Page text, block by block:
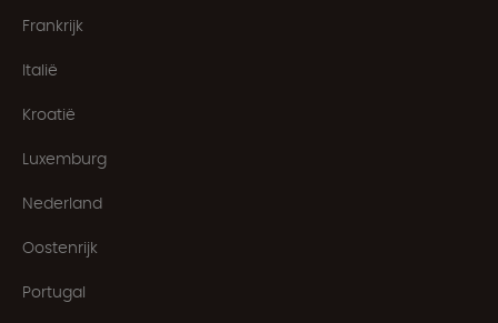
Frankrijk
Italië
Kroatië
Luxemburg
Nederland
Oostenrijk
Portugal